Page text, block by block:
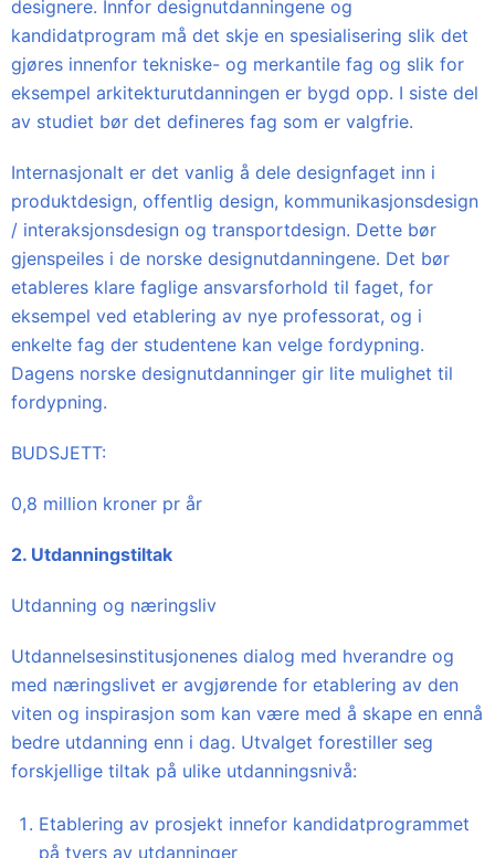
designere. Innfor designutdanningene og
kandidatprogram må det skje en spesialisering slik det
gjøres innenfor tekniske- og merkantile fag og slik for
eksempel arkitekturutdanningen er bygd opp. I siste del
av studiet bør det defineres fag som er valgfrie.
Internasjonalt er det vanlig å dele designfaget inn i
produktdesign, offentlig design, kommunikasjonsdesign
/ interaksjonsdesign og transportdesign. Dette bør
gjenspeiles i de norske designutdanningene. Det bør
etableres klare faglige ansvarsforhold til faget, for
eksempel ved etablering av nye professorat, og i
enkelte fag der studentene kan velge fordypning.
Dagens norske designutdanninger gir lite mulighet til
fordypning.
BUDSJETT:
0,8 million kroner pr år
2. Utdanningstiltak
Utdanning og næringsliv
Utdannelsesinstitusjonenes dialog med hverandre og
med næringslivet er avgjørende for etablering av den
viten og inspirasjon som kan være med å skape en ennå
bedre utdanning enn i dag. Utvalget forestiller seg
forskjellige tiltak på ulike utdanningsnivå:
Etablering av prosjekt innefor kandidatprogrammet
på tvers av utdanninger